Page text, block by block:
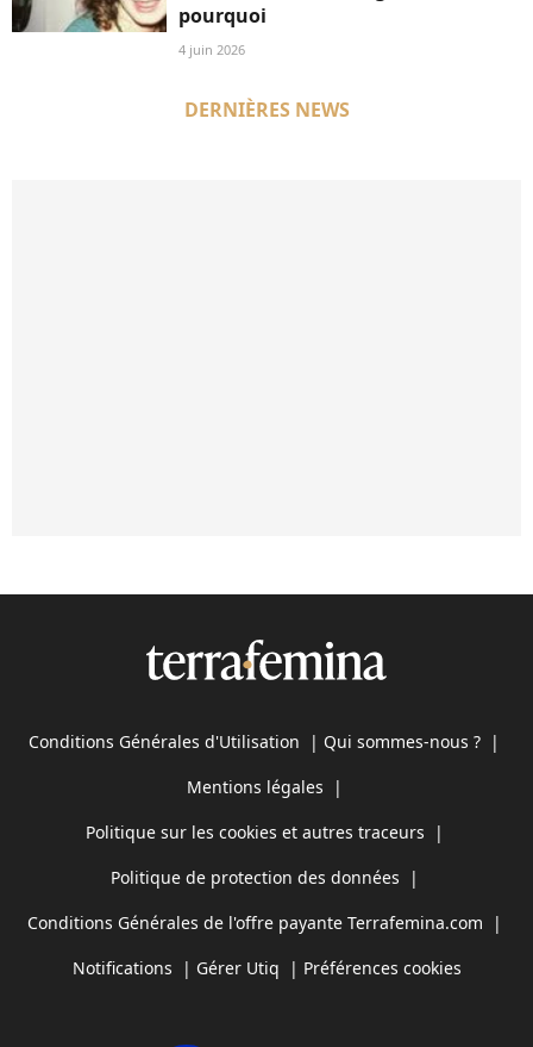
pourquoi
4 juin 2026
DERNIÈRES NEWS
Conditions Générales d'Utilisation | Qui sommes-nous ? |
Mentions légales |
Politique sur les cookies et autres traceurs |
Politique de protection des données |
Conditions Générales de l'offre payante Terrafemina.com |
Notifications | Gérer Utiq | Préférences cookies